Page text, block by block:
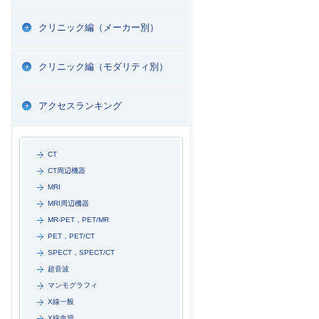
クリニック編（メーカー別）
クリニック編（モダリティ別）
アクセスランキング
CT
CT周辺機器
MRI
MRI周辺機器
MR-PET，PET/MR
PET，PET/CT
SPECT，SPECT/CT
超音波
マンモグラフィ
X線一般